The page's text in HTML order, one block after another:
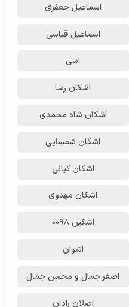
اسماعیل جعفری
اسماعیل قیاسی
اسی
اشکان رسا
اشکان شاه محمدی
اشکان شمسایی
اشکان کیانی
اشکان مهدوی
اشکین ۰۰۹۸
اشوان
اصغر جمال و محسن جمال
اصلان رادان